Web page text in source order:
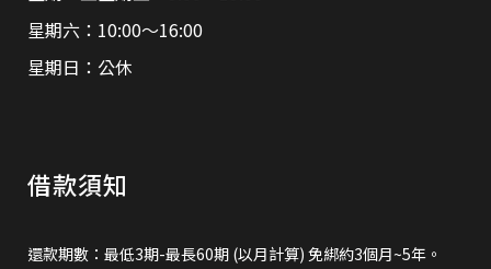
星期六：10:00～16:00
星期日：公休
借款須知
還款期數：最低3期-最長60期 (以月計算) 免綁約3個月~5年。